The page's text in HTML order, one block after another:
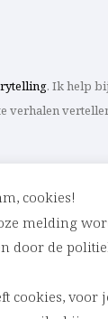
. Ik help
verhalen
aan jouw
cookies!
melding
door de
cookies, voor